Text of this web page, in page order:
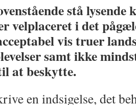
stå
velplaceret i det
vis truer
samt ikke
at beskytte.
en indsigelse, det